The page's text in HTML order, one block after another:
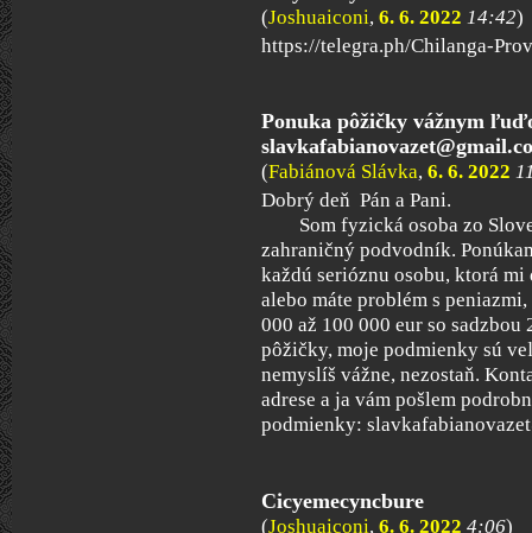
(Joshuaiconi, 6. 6. 2022 14:42)
https://telegra.ph/Chilanga-
Ponuka pôžičky vážnym
(Fabiánová Slávka, 6. 6. 2022
Dobrý deň Pán a Pani.
Som fyzická osoba zo
zahraničný podvodník.
každú serióznu osobu, ktorá
alebo máte problém s
000 až 100 000 eur so
pôžičky, moje podmienky sú
nemyslíš vážne, nezostaň.
adrese a ja vám pošlem
podmienky:
Cicyemecyncbure
(Joshuaiconi, 6. 6. 2022 4:06)